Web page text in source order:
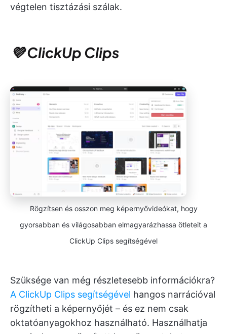
végtelen tisztázási szálak.
💜 ClickUp Clips
Rögzítsen és osszon meg képernyővideókat, hogy
gyorsabban és világosabban elmagyarázhassa ötleteit a
ClickUp Clips segítségével
Szüksége van még részletesebb információkra?
A ClickUp Clips segítségével hangos narrációval
rögzítheti a képernyőjét – és ez nem csak
oktatóanyagokhoz használható. Használhatja